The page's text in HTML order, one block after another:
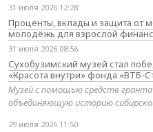
31 июля 2026 12:28
Проценты, вклады и защита от
молодёжь для взрослой
31 июля 2026 08:56
Сухобузимский музей стал
«Красота внутри» фонда «ВТБ-
Музей с помощью средств гранта
объединяющую историю
29 июля 2026 11:50